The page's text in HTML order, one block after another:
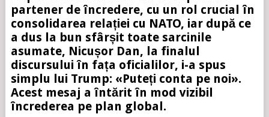
partener de încredere, cu un rol crucial în
consolidarea relației cu NATO, iar după ce
a dus la bun sfârșit toate sarcinile
asumate, Nicușor Dan, la finalul
discursului în fața oficialilor, i-a spus
simplu lui Trump: «Puteți conta pe noi».
Acest mesaj a întărit în mod vizibil
încrederea pe plan global.